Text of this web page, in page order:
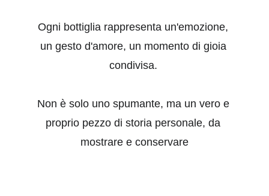
Ogni bottiglia rappresenta un'emozione,
un gesto d'amore, un momento di gioia
condivisa.
Non è solo uno spumante, ma un vero e
proprio pezzo di storia personale, da
mostrare e conservare